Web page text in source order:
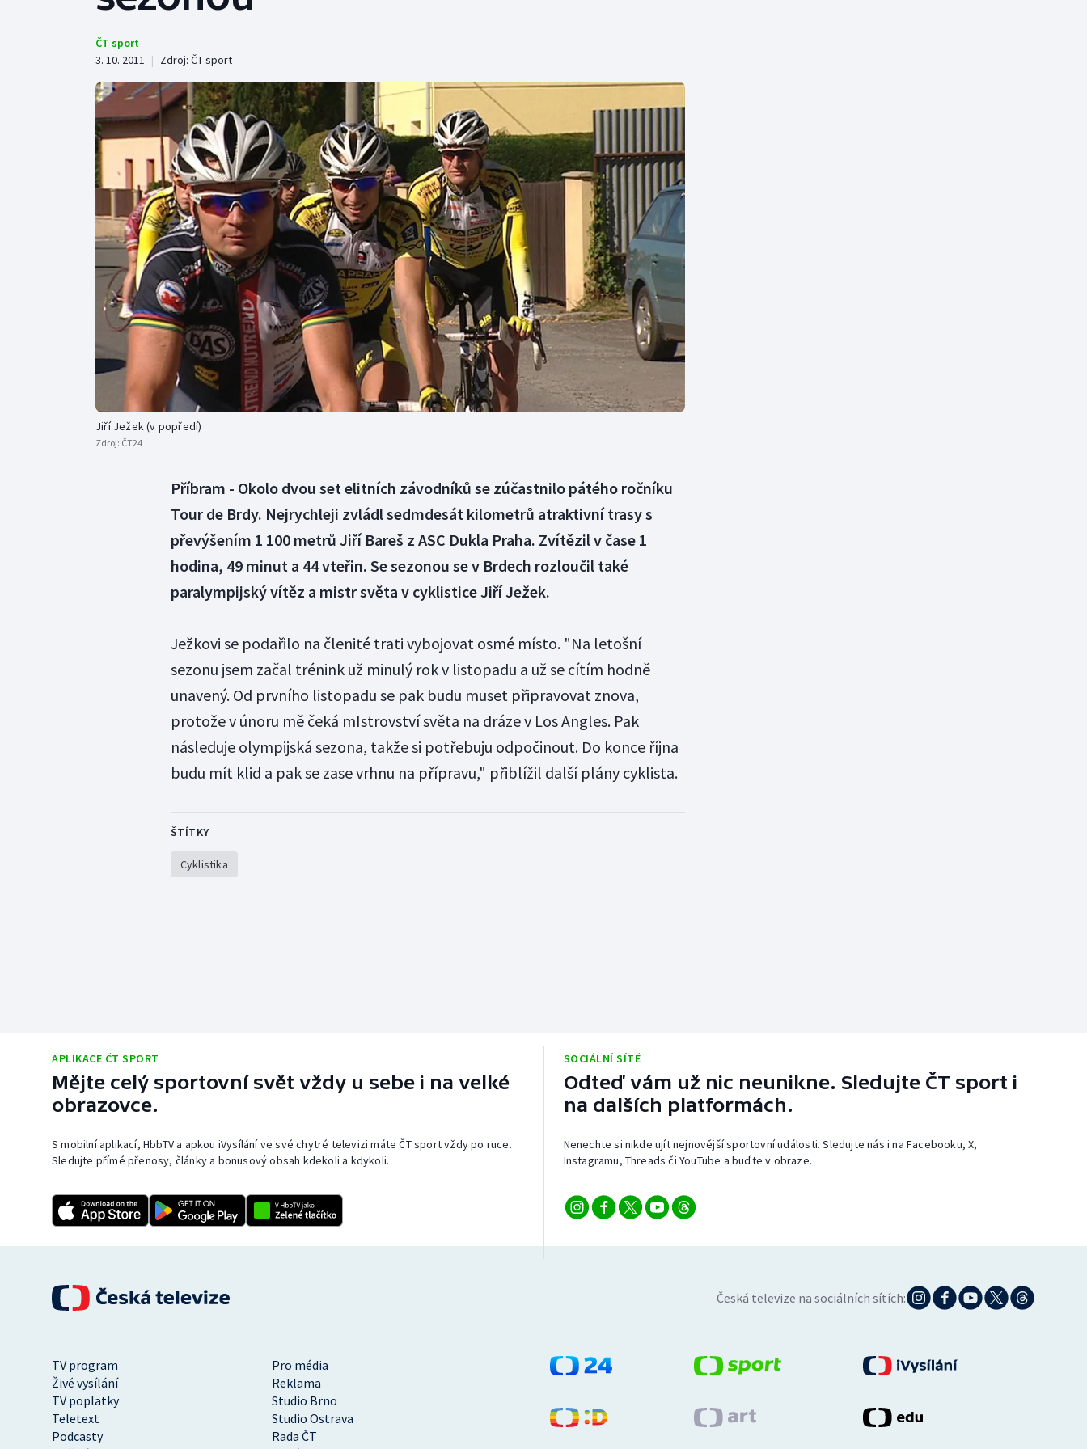
Florbal
Futsal
Golf
Gymnastika
Olympijské hry
Parasport
Plavání
Plážový volejbal
Vodní slalom
Ostatní
ČT sport
3. 10. 2011 | Zdroj: ČT sport
Jiří Ježek (v popředí)
Zdroj: ČT24
Příbram - Okolo dvou set elitních závodníků se zúčastnilo pátého ročníku
Tour de Brdy. Nejrychleji zvládl sedmdesát kilometrů atraktivní trasy s
převýšením 1 100 metrů Jiří Bareš z ASC Dukla Praha. Zvítězil v čase 1
hodina, 49 minut a 44 vteřin. Se sezonou se v Brdech rozloučil také
paralympijský vítěz a mistr světa v cyklistice Jiří Ježek.
Ježkovi se podařilo na členité trati vybojovat osmé místo. "Na letošní
sezonu jsem začal trénink už minulý rok v listopadu a už se cítím hodně
unavený. Od prvního listopadu se pak budu muset připravovat znova,
protože v únoru mě čeká mIstrovství světa na dráze v Los Angles. Pak
následuje olympijská sezona, takže si potřebuju odpočinout. Do konce října
budu mít klid a pak se zase vrhnu na přípravu," přiblížil další plány cyklista.
ŠTÍTKY
Cyklistika
APLIKACE ČT SPORT
Mějte celý sportovní svět vždy u sebe i na velké
obrazovce.
S mobilní aplikací, HbbTV a apkou iVysílání ve své chytré televizi máte ČT sport vždy po ruce.
Sledujte přímé přenosy, články a bonusový obsah kdekoli a kdykoli.
SOCIÁLNÍ SÍTĚ
Odteď vám už nic neunikne. Sledujte ČT sport i
na dalších platformách.
Nenechte si nikde ujít nejnovější sportovní události. Sledujte nás i na Facebooku, X,
Instagramu, Threads či YouTube a buďte v obraze.
Česká televize na sociálních sítích:
TV program
Pro média
Živé vysílání
Reklama
TV poplatky
Studio Brno
Teletext
Studio Ostrava
Podcasty
Rada ČT